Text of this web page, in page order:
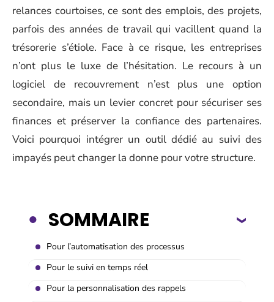
relances courtoises, ce sont des emplois, des projets,
parfois des années de travail qui vacillent quand la
trésorerie s’étiole. Face à ce risque, les entreprises
n’ont plus le luxe de l’hésitation. Le recours à un
logiciel de recouvrement n’est plus une option
secondaire, mais un levier concret pour sécuriser ses
finances et préserver la confiance des partenaires.
Voici pourquoi intégrer un outil dédié au suivi des
impayés peut changer la donne pour votre structure.
SOMMAIRE
Pour l’automatisation des processus
Pour le suivi en temps réel
Pour la personnalisation des rappels